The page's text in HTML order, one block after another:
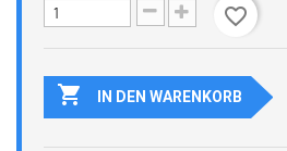
favorite_border
 IN DEN WARENKORB